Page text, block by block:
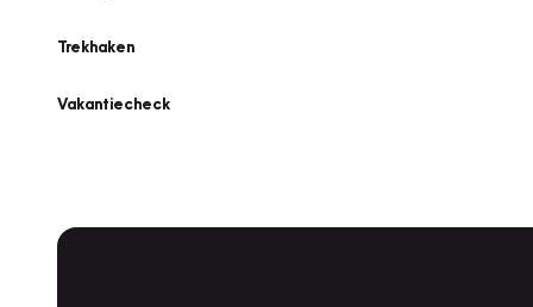
Trekhaken
Vakantiecheck